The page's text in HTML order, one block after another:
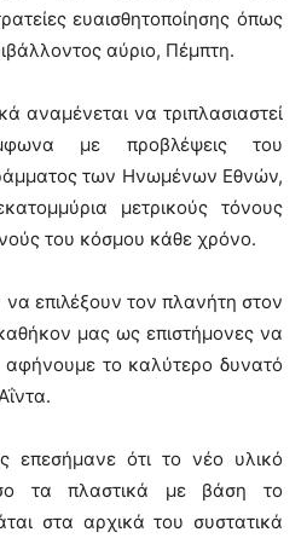
ευαισθητοποίησης όπως
αύριο, Πέμπτη.
αναμένεται να τριπλασιαστεί
με προβλέψεις του
των Ηνωμένων Εθνών,
μετρικούς τόνους
του κόσμου κάθε χρόνο.
επιλέξουν τον πλανήτη στον
μας ως επιστήμονες να
αφήνουμε το καλύτερο δυνατό
επεσήμανε ότι το νέο υλικό
τα πλαστικά με βάση το
στα αρχικά του συστατικά